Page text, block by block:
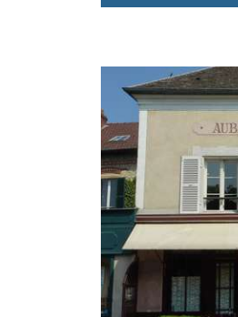
RÉSULTATS